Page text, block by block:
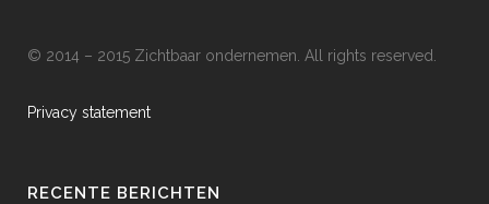
© 2014 – 2015 Zichtbaar ondernemen. All rights reserved.
Privacy statement
RECENTE BERICHTEN